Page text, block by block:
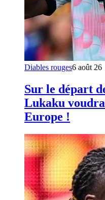
Diables rouges6 août 26
Sur le départ
Lukaku
Europe !